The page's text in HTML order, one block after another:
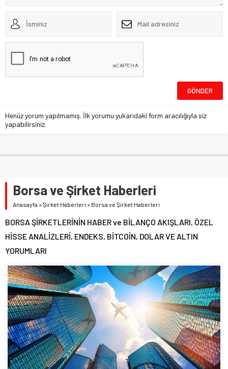
Henüz yorum yapılmamış. İlk yorumu yukarıdaki form aracılığıyla siz
yapabilirsiniz.
Borsa ve Şirket Haberleri
Anasayfa »Şirket Haberleri » Borsa ve Şirket Haberleri
BORSA ŞİRKETLERİNİN HABER ve BİLANÇO AKIŞLARI, ÖZEL
HİSSE ANALİZLERİ, ENDEKS, BİTCOİN, DOLAR VE ALTIN
YORUMLARI